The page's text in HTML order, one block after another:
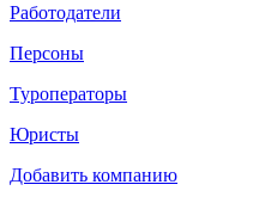
Работодатели
Персоны
Туроператоры
Юристы
Добавить компанию